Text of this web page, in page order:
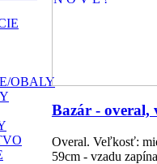
OBALY
Bazár - overal,
Overal. Veľkosť:
59cm - vzadu